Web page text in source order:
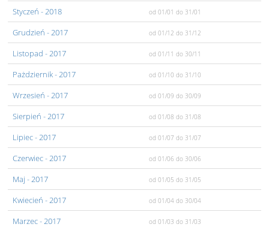
Styczeń - 2018 od 01/01 do 31/01
Grudzień - 2017 od 01/12 do 31/12
Listopad - 2017 od 01/11 do 30/11
Pażdziernik- 2017 od 01/10 do 31/10
Wrzesień - 2017 od 01/09 do 30/09
Sierpień - 2017 od 01/08 do 31/08
Lipiec- 2017 od 01/07 do 31/07
Czerwiec- 2017 od 01/06 do 30/06
Maj - 2017 od 01/05 do 31/05
Kwiecień - 2017 od 01/04 do 30/04
Marzec- 2017 od 01/03 do 31/03